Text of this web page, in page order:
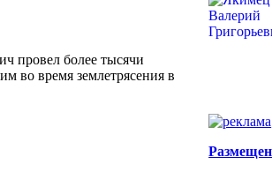
провел более тысячи
во время землетрясения в